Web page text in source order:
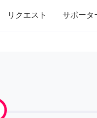
リクエスト サポータ
引っ越し インテリア